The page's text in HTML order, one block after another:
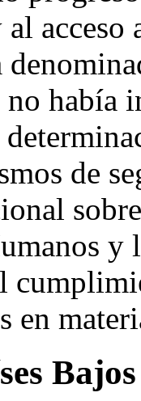
al
no había
de
y
en
Bajos